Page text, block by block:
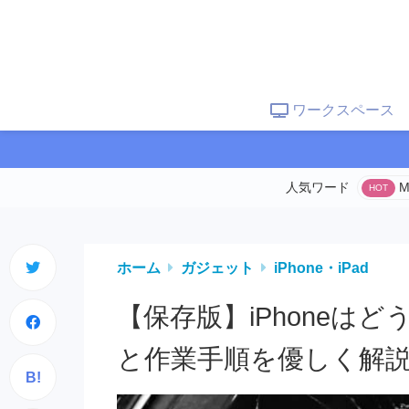
ワークスペース
B!
ホーム ガジェット iPhone・iPad
【保存版】iPhoneはど
と作業手順を優しく解